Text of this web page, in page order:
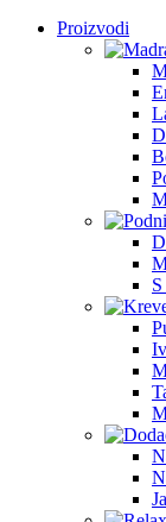
Proizvodi